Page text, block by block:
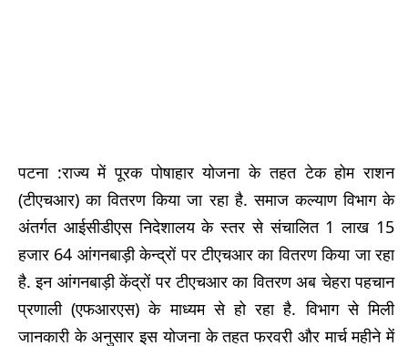
पटना :राज्य में पूरक पोषाहार योजना के तहत टेक होम राशन
(टीएचआर) का वितरण किया जा रहा है. समाज कल्याण विभाग के
अंतर्गत आईसीडीएस निदेशालय के स्तर से संचालित 1 लाख 15
हजार 64 आंगनबाड़ी केन्द्रों पर टीएचआर का वितरण किया जा रहा
है. इन आंगनबाड़ी केंद्रों पर टीएचआर का वितरण अब चेहरा पहचान
प्रणाली (एफआरएस) के माध्यम से हो रहा है. विभाग से मिली
जानकारी के अनुसार इस योजना के तहत फरवरी और मार्च महीने में